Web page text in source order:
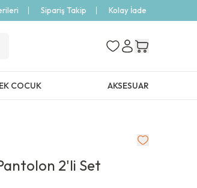
Sipariş Takip Kolay İade
COCUK AKSESUAR
2'li Set